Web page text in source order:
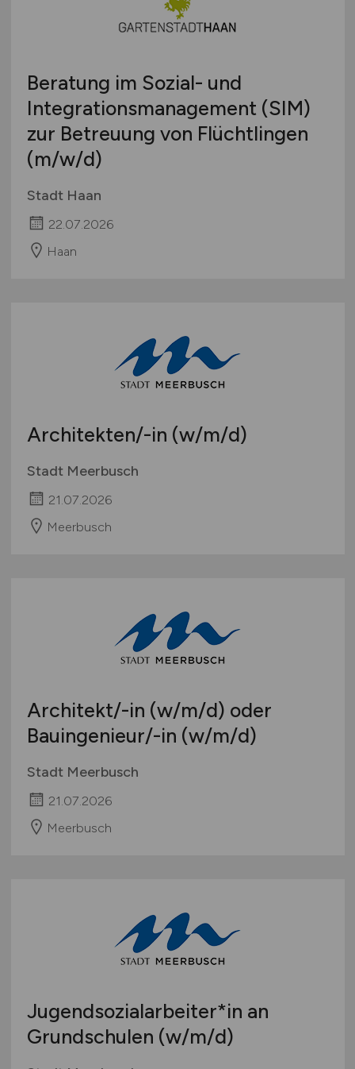
Beratung im Sozial- und
Integrationsmanagement (SIM)
zur Betreuung von Flüchtlingen
(m/w/d)
Stadt Haan
22.07.2026
Haan
Architekten/-in (w/m/d)
Stadt Meerbusch
21.07.2026
Meerbusch
Architekt/-in (w/m/d) oder
Bauingenieur/-in (w/m/d)
Stadt Meerbusch
21.07.2026
Meerbusch
Jugendsozialarbeiter*in an
Grundschulen (w/m/d)